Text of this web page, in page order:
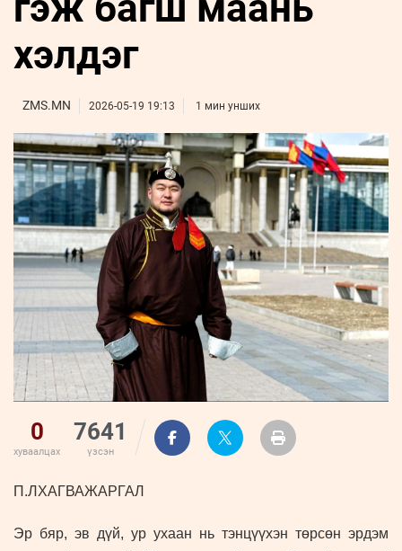
Бүртгүүлэх
Бизнес
Leaderships
forum
ФОТО
ҮНДЭСНИЙ
МЭДЭЭЛЛИЙН
хэлдэг
ZMS.MN 2026-05-19 19:13 1 мин унших
0
хуваалцах
7641
үзсэн
П.ЛХАГВАЖАРГАЛ
Эр бяр, эв дүй, ур ухаан нь тэнцүүхэн төрсөн эрдэм